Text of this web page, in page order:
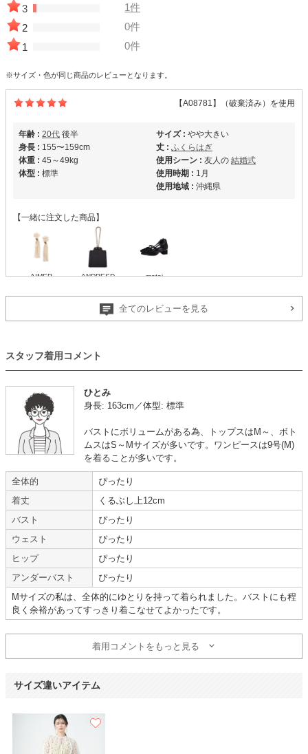
3
1件
2
0件
1
0件
※サイズ・色が同じ商品のレビューとなります。
【A08781】（破棄済み）を使用
年齢 : 20代 後半
身長 : 155〜159cm
体重 : 45～49kg
体型 : 標準
サイズ : やや大きい
丈 : ふくらはぎ
使用シーン : 友人の 結婚式
使用時期 : 1月
使用地域 : 沖縄県
【一緒に注文した商品】
AIMER ANDRESD metoi
サイズ感ぴったりで安心でした
体重 :50～54kg
体型 :標準
使用時期 :
暑苦しくなく、色も被りにくそうなものを選びました。
レビューで肩ひもが難しいと書いてあり少し不安でしたが、私の場合は長さ
サイズが合うか心配でしたが、大丈夫だったので安心しました。
【一緒に注文した商品】
華やかな色
体重 :50～54kg
華やかな色で、とてもかわいかったです!
サイトは、お気に入り登録ができるので、選びやすくて助かります!
全てのレビューを見る
スタッフ着用コメント
ひとみ
身長: 163cm／体型: 標準
バストにボリュームがある為、トップスはM～、ボト
ムスはS～Mサイズが多いです。ワンピースは9号(M)
を着ることが多いです。
全体的
ぴったり
着丈
くるぶし上12cm
バスト
ぴったり
ウェスト
ぴったり
ヒップ
ぴったり
アンダーバスト
ぴったり
Mサイズの私は、全体的にゆとりを持って着られました。バストにも程
良く余裕があってすっきり着こなせてよかったです。
着用コメントをもっと見る
サイズ違いアイテム